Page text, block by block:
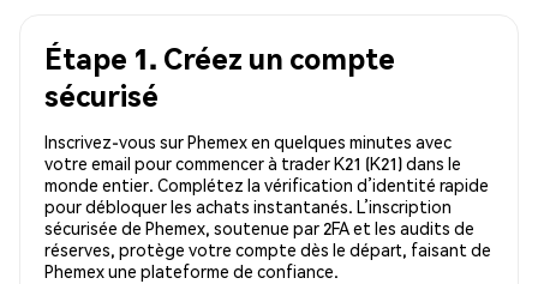
Étape 1. Créez un compte
sécurisé
Inscrivez-vous sur Phemex en quelques minutes avec
votre email pour commencer à trader K21 (K21) dans le
monde entier. Complétez la vérification d’identité rapide
pour débloquer les achats instantanés. L’inscription
sécurisée de Phemex, soutenue par 2FA et les audits de
réserves, protège votre compte dès le départ, faisant de
Phemex une plateforme de confiance.